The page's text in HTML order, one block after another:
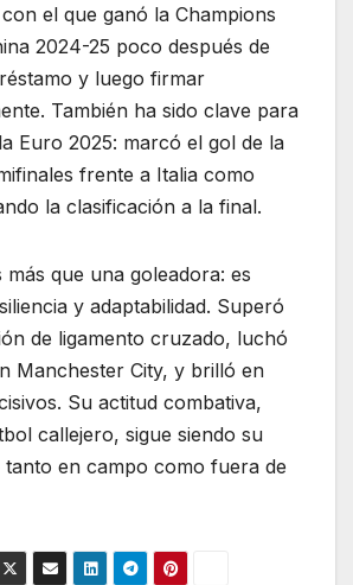
el que ganó la Champions
2024-25 poco después de
y luego firmar
También ha sido clave para
Euro 2025: marcó el gol de la
frente a Italia como
la clasificación a la final.
más que una goleadora: es
y adaptabilidad. Superó
de ligamento cruzado, luchó
Manchester City, y brilló en
Su actitud combativa,
callejero, sigue siendo su
tanto en campo como fuera de